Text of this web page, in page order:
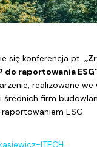
się konferencja pt.
raportowania
realizowane
średnich firm
ESG.
ITECH